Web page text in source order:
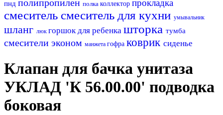
пнд полипропилен полка коллектор прокладка
смеситель смеситель для кухни умывальник
шланг люк горшок для ребенка шторка тумба
смесители эконом манжета гофра коврик сиденье
Клапан для бачка унитаза
УКЛАД 'К 56.00.00' подводка
боковая